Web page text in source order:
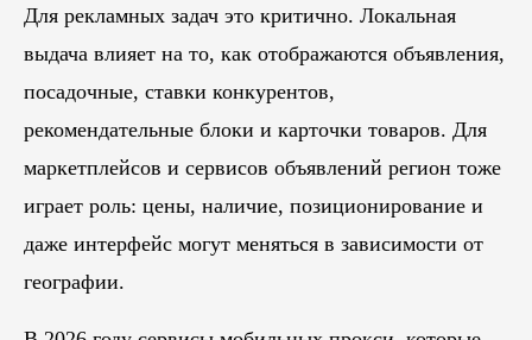
Для рекламных задач это критично. Локальная
выдача влияет на то, как отображаются объявления,
посадочные, ставки конкурентов,
рекомендательные блоки и карточки товаров. Для
маркетплейсов и сервисов объявлений регион тоже
играет роль: цены, наличие, позиционирование и
даже интерфейс могут меняться в зависимости от
географии.